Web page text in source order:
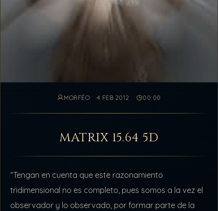
MORFÉO 4 FEB 2012 00:00
MATRIX 15.64 5D
“Tengan en cuenta que este razonamiento
tridimensional no es completo, pues somos a la vez el
observador y lo observado, por formar parte de la